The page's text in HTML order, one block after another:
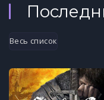
Весь список